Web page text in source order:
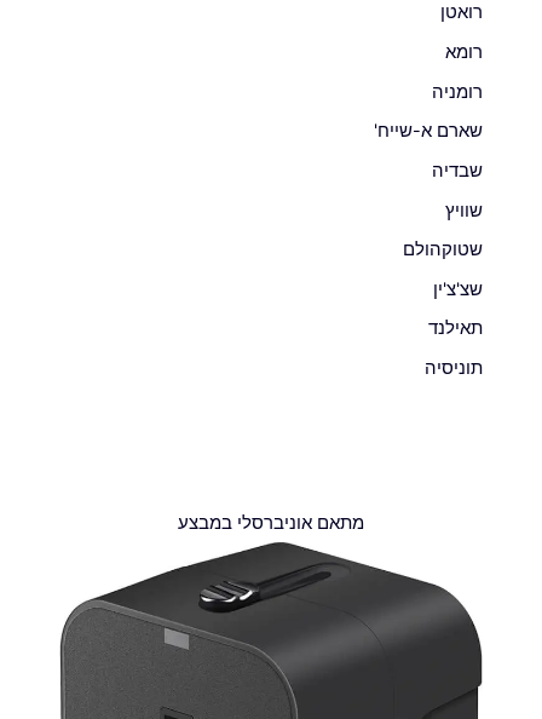
רואטן
רומא
רומניה
שארם א-שייח'
שבדיה
שוויץ
שטוקהולם
שצ'צ'ין
תאילנד
תוניסיה
מתאם אוניברסלי במבצע